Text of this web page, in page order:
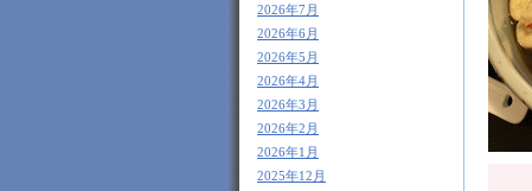
2026年7月
2026年6月
2026年5月
2026年4月
2026年3月
2026年2月
2026年1月
2025年12月